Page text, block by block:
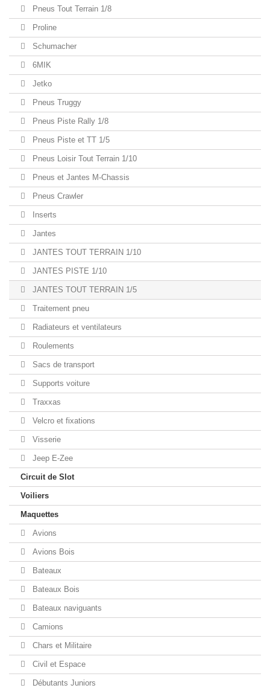
Pneus Tout Terrain 1/8
Proline
Schumacher
6MIK
Jetko
Pneus Truggy
Pneus Piste Rally 1/8
Pneus Piste et TT 1/5
Pneus Loisir Tout Terrain 1/10
Pneus et Jantes M-Chassis
Pneus Crawler
Inserts
Jantes
JANTES TOUT TERRAIN 1/10
JANTES PISTE 1/10
JANTES TOUT TERRAIN 1/5
Traitement pneu
Radiateurs et ventilateurs
Roulements
Sacs de transport
Supports voiture
Traxxas
Velcro et fixations
Visserie
Jeep E-Zee
Circuit de Slot
Voiliers
Maquettes
Avions
Avions Bois
Bateaux
Bateaux Bois
Bateaux naviguants
Camions
Chars et Militaire
Civil et Espace
Débutants Juniors